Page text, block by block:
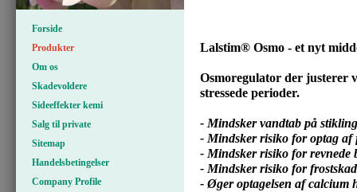
Forside
Produkter
Om os
Skadevoldere
Sideeffekter kemi
Salg til private
Sitemap
Handelsbetingelser
Company Profile
Lalstim® Osmo - et nyt
Osmoregulator der justerer
stressede perioder.
- Mindsker vandtab på
- Mindsker risiko for optag af
- Mindsker risiko for revnede
- Mindsker risiko for
- Øger optagelsen af calcium